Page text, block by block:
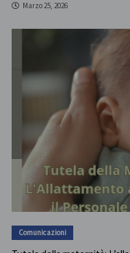
Marzo 25, 2026
Comunicazioni